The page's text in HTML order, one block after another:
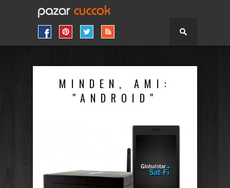
MINDEN, AMI:
"ANDROID"